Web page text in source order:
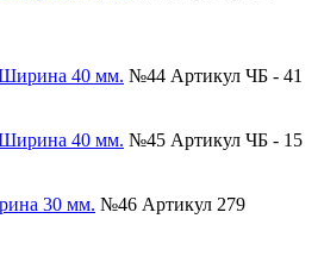
№44 Артикул ЧБ - 41
№45 Артикул ЧБ - 15
№46 Артикул 279